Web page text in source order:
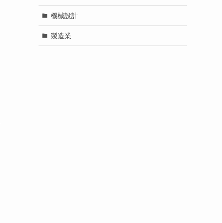
機械設計
製造業